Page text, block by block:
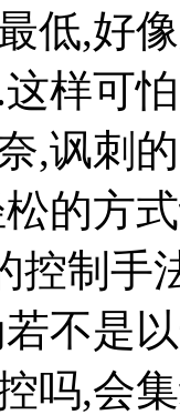
低,好
样可
,讽刺
的方
控制手
不是
吗,会